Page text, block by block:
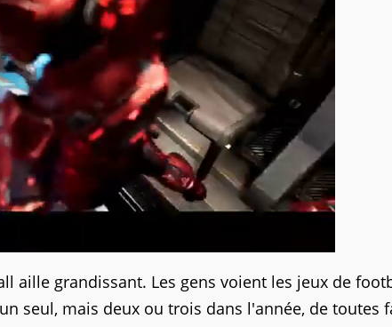
aille grandissant. Les gens voient les jeux de
seul, mais deux ou trois dans l'année, de toutes